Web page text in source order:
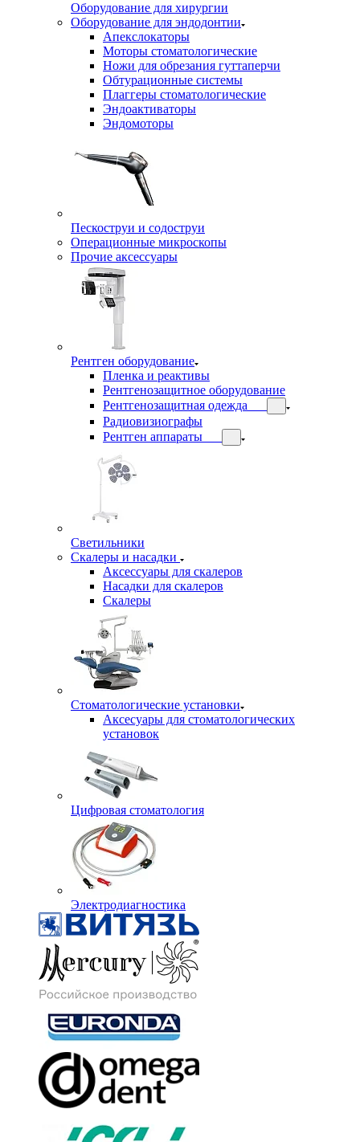
Оборудование для хирургии
Оборудование для эндодонтии
Апекслокаторы
Моторы стоматологические
Ножи для обрезания гуттаперчи
Обтурационные системы
Плаггеры стоматологические
Эндоактиваторы
Эндомоторы
Пескоструи и содоструи
Операционные микроскопы
Прочие аксессуары
Рентген оборудование
Пленка и реактивы
Рентгенозащитное оборудование
Рентгенозащитная одежда
Радиовизиографы
Рентген аппараты
Светильники
Скалеры и насадки
Аксессуары для скалеров
Насадки для скалеров
Скалеры
Стоматологические установки
Аксесуары для стоматологических
установок
Цифровая стоматология
Электродиагностика